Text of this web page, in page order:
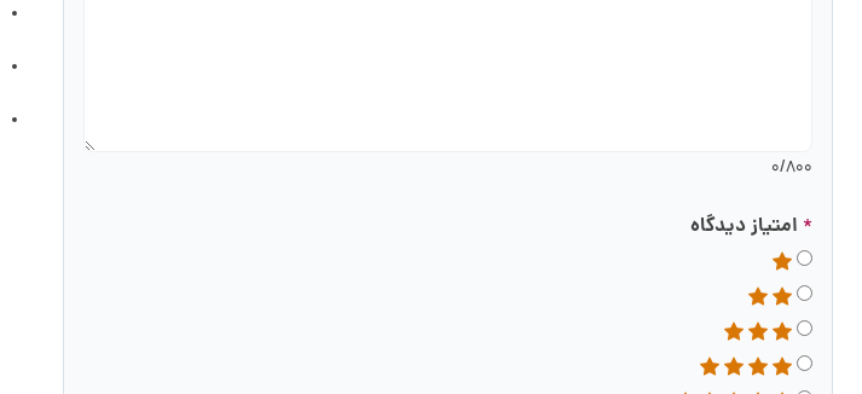
0/800
* امتیاز دیدگاه